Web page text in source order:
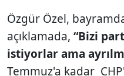
Özgür Özel,
açıklamada, “Bizi
istiyorlar ama
Temmuz'a kadar